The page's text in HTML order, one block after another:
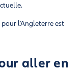
l'Angleterre est
aller en